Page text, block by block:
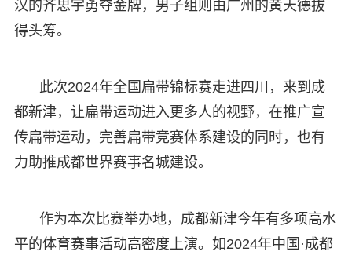
汉的齐思宇勇夺金牌，男子组则由广州的黄天德拔
得头筹。
此次2024年全国扁带锦标赛走进四川，来到成
都新津，让扁带运动进入更多人的视野，在推广宣
传扁带运动，完善扁带竞赛体系建设的同时，也有
力助推成都世界赛事名城建设。
作为本次比赛举办地，成都新津今年有多项高水
平的体育赛事活动高密度上演。如2024年中国·成都